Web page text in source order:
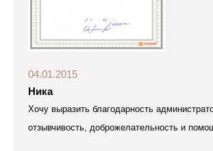
04.01.2015
Ника
Хочу выразить благодарность
отзывчивость, доброжелательность и